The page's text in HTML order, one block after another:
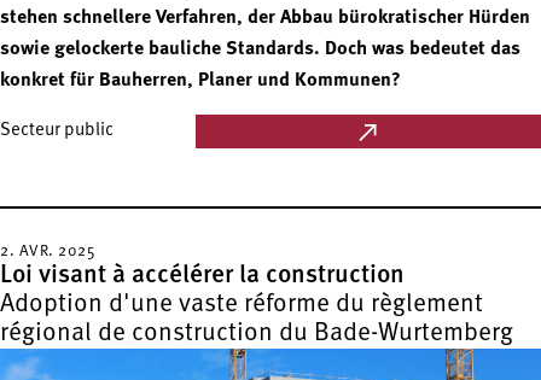
stehen schnellere Verfahren, der Abbau bürokratischer Hürden
sowie gelockerte bauliche Standards. Doch was bedeutet das
konkret für Bauherren, Planer und Kommunen?
Secteur public
2. AVR. 2025
Loi visant à accélérer la construction
Adoption d'une vaste réforme du règlement
régional de construction du Bade-Wurtemberg